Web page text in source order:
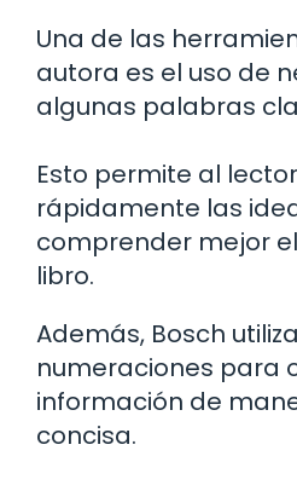
Una de las
autora es el uso de
algunas palabras
Esto permite al
rápidamente las
comprender mejor
libro.
Además, Bosch
numeraciones para
información de
concisa.